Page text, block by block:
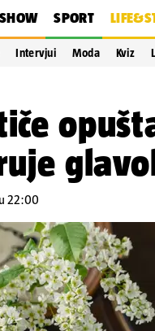
SHOW SPORT
Intervjui Moda Kviz
22:00